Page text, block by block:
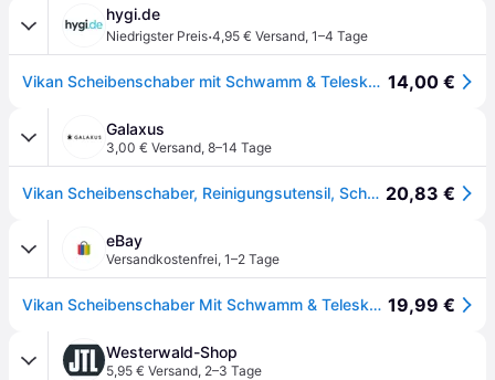
hygi.de
Niedrigster Preis·4,95 € Versand, 1–4 Tage
Vikan Scheibenschaber mit Schwamm & Teleskopstiel 473952 , Material: Aluminium, Polyamide 14,00 €
Galaxus
3,00 € Versand, 8–14 Tage
Vikan Scheibenschaber, Reinigungsutensil, Schwarz 20,83 €
eBay
Versandkostenfrei, 1–2 Tage
Vikan Scheibenschaber Mit Schwamm & Teleskopstiel 710 Mm Schwarz 19,99 €
Westerwald-Shop
5,95 € Versand, 2–3 Tage